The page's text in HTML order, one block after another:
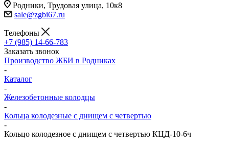
Родники, Трудовая улица, 10к8
sale@zgbi67.ru
Телефоны
+7 (985) 14-66-783
Заказать звонок
Производство ЖБИ в Родниках
-
Каталог
-
Железобетонные колодцы
-
Кольца колодезные с днищем с четвертью
-
Кольцо колодезное с днищем с четвертью КЦД-10-6ч